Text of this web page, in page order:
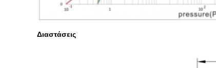
Διαστάσεις